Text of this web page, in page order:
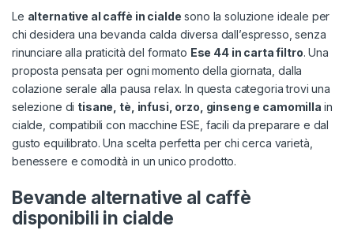
Le alternative al caffè in cialde sono la soluzione ideale per
chi desidera una bevanda calda diversa dall’espresso, senza
rinunciare alla praticità del formato Ese 44 in carta filtro. Una
proposta pensata per ogni momento della giornata, dalla
colazione serale alla pausa relax. In questa categoria trovi una
selezione di tisane, tè, infusi, orzo, ginseng e camomilla in
cialde, compatibili con macchine ESE, facili da preparare e dal
gusto equilibrato. Una scelta perfetta per chi cerca varietà,
benessere e comodità in un unico prodotto.
Bevande alternative al caffè
disponibili in cialde